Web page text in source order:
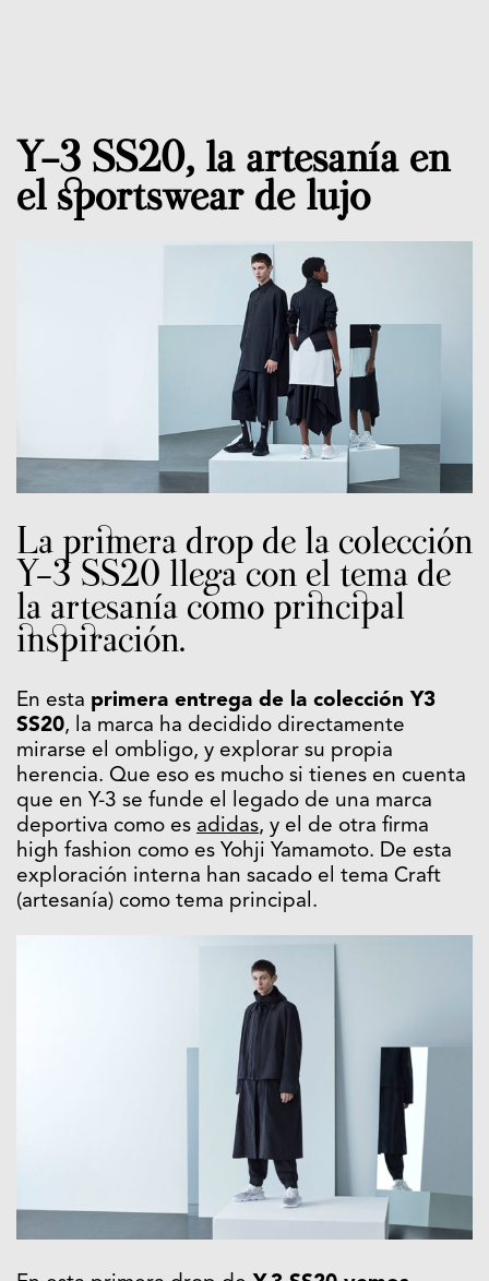
Y-3 SS20, la artesanía en
el sportswear de lujo
La primera drop de la colección
Y-3 SS20 llega con el tema de
la artesanía como principal
inspiración.
En esta primera entrega de la colección Y3
SS20, la marca ha decidido directamente
mirarse el ombligo, y explorar su propia
herencia. Que eso es mucho si tienes en cuenta
que en Y-3 se funde el legado de una marca
deportiva como es adidas, y el de otra firma
high fashion como es Yohji Yamamoto. De esta
exploración interna han sacado el tema Craft
(artesanía) como tema principal.